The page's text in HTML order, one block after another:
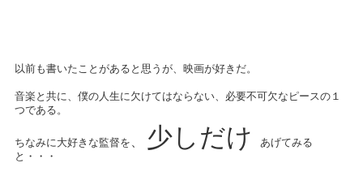
以前も書いたことがあると思うが、映画が好きだ。
音楽と共に、僕の人生に欠けてはならない、必要不可欠なピースの１
つである。
ちなみに大好きな監督を 少しだけ
あげてみる
と・・・